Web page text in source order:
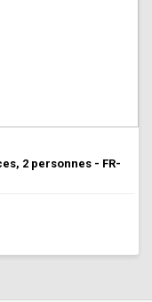
2 personnes - FR-